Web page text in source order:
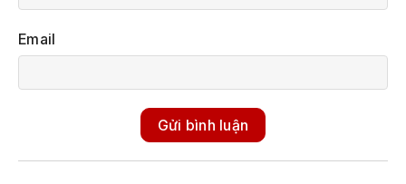
Email
Gửi bình luận